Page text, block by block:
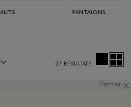
PANTALONS
27 RÉSULTATS
Fermer